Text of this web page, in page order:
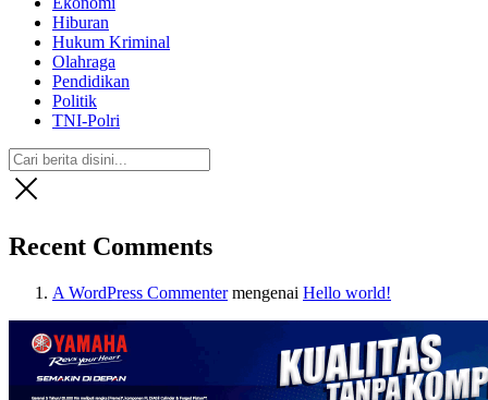
Hiburan
Hukum Kriminal
Olahraga
Pendidikan
Politik
TNI-Polri
Recent Comments
A WordPress Commentermengenai Hello world!